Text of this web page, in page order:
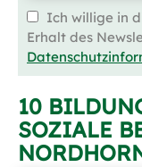
Ich willige in
Erhalt des
10
SOZIALE